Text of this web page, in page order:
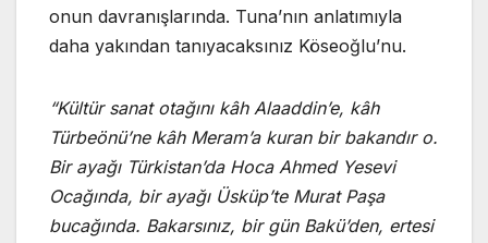
onun davranışlarında. Tuna’nın anlatımıyla
daha yakından tanıyacaksınız Köseoğlu’nu.
“Kültür sanat otağını kâh Alaaddin’e, kâh
Türbeönü’ne kâh Meram’a kuran bir bakandır o.
Bir ayağı Türkistan’da Hoca Ahmed Yesevi
Ocağında, bir ayağı Üsküp’te Murat Paşa
bucağında. Bakarsınız, bir gün Bakü’den, ertesi